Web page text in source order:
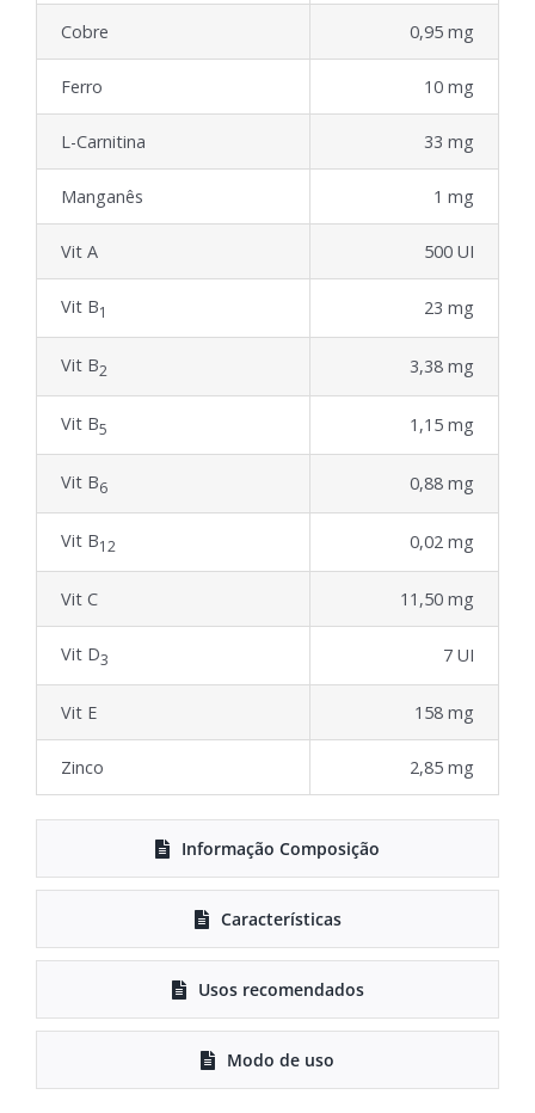
Cobre 0,95 mg
Ferro 10 mg
L-Carnitina 33 mg
Manganês 1 mg
Vit A 500 UI
Vit B1 23 mg
Vit B2 3,38 mg
Vit B5 1,15 mg
Vit B6 0,88 mg
Vit B12 0,02 mg
Vit C 11,50 mg
Vit D3 7 UI
Vit E 158 mg
Zinco 2,85 mg
Informação Composição
Características
Usos recomendados
Modo de uso